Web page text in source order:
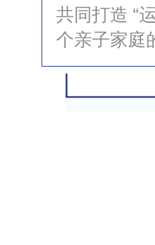
共同打造 “
个亲子家庭